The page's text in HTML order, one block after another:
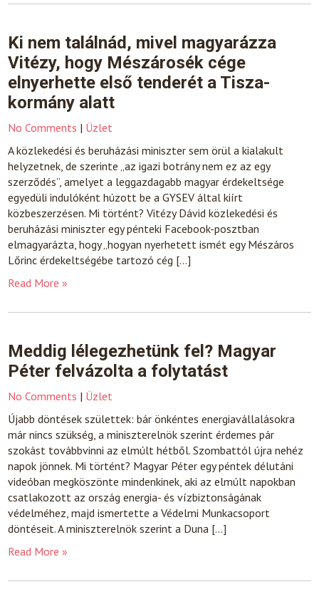
Ki nem találnád, mivel magyarázza
Vitézy, hogy Mészárosék cége
elnyerhette első tenderét a Tisza-
kormány alatt
No Comments | Üzlet
A közlekedési és beruházási miniszter sem örül a kialakult
helyzetnek, de szerinte „az igazi botrány nem ez az egy
szerződés”, amelyet a leggazdagabb magyar érdekeltsége
egyedüli indulóként húzott be a GYSEV által kiírt
közbeszerzésen. Mi történt? Vitézy Dávid közlekedési és
beruházási miniszter egy pénteki Facebook-posztban
elmagyarázta, hogy „hogyan nyerhetett ismét egy Mészáros
Lőrinc érdekeltségébe tartozó cég […]
Read More »
Meddig lélegezhetünk fel? Magyar
Péter felvázolta a folytatást
No Comments | Üzlet
Újabb döntések születtek: bár önkéntes energiavállalásokra
már nincs szükség, a miniszterelnök szerint érdemes pár
szokást továbbvinni az elmúlt hétből. Szombattól újra nehéz
napok jönnek. Mi történt? Magyar Péter egy péntek délutáni
videóban megköszönte mindenkinek, aki az elmúlt napokban
csatlakozott az ország energia- és vízbiztonságának
védelméhez, majd ismertette a Védelmi Munkacsoport
döntéseit. A miniszterelnök szerint a Duna […]
Read More »